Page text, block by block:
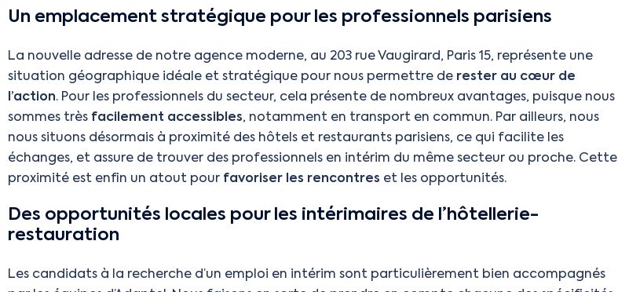
Un emplacement stratégique pour les professionnels parisiens
La nouvelle adresse de notre agence moderne, au 203 rue Vaugirard, Paris 15, représente une
situation géographique idéale et stratégique pour nous permettre de rester au cœur de
l’action. Pour les professionnels du secteur, cela présente de nombreux avantages, puisque nous
sommes très facilement accessibles, notamment en transport en commun. Par ailleurs, nous
nous situons désormais à proximité des hôtels et restaurants parisiens, ce qui facilite les
échanges, et assure de trouver des professionnels en intérim du même secteur ou proche. Cette
proximité est enfin un atout pour favoriser les rencontres et les opportunités.
Des opportunités locales pour les intérimaires de l’hôtellerie-
restauration
Les candidats à la recherche d’un emploi en intérim sont particulièrement bien accompagnés